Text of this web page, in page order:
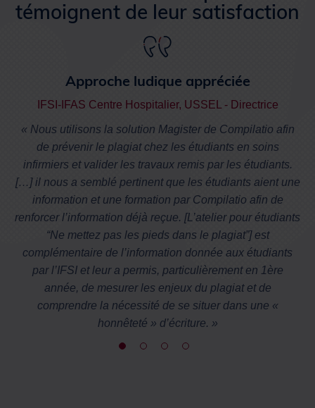
témoignent de leur satisfaction
Approche ludique appréciée
IFSI-IFAS Centre Hospitalier, USSEL - Directrice
« Nous utilisons la solution Magister de Compilatio afin
de prévenir le plagiat chez les étudiants en soins
infirmiers et valider les travaux remis par les étudiants.
[…] il nous a semblé pertinent que les étudiants aient une
information et une formation par Compilatio afin de
renforcer l’information déjà reçue. [L’atelier pour étudiants
“Ne mettez pas les pieds dans le plagiat”] est
complémentaire de l’information donnée aux étudiants
par l’IFSI et leur a permis, particulièrement en 1ère
année, de mesurer les enjeux du plagiat et de
comprendre la nécessité de se situer dans une «
honnêteté » d’écriture. »